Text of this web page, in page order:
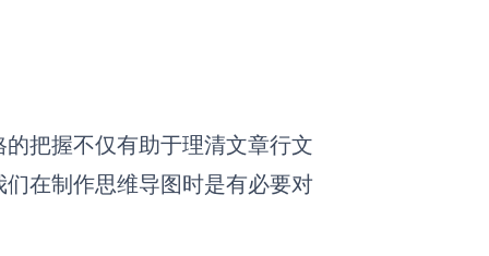
把握不仅有助于理清文章行文
在制作思维导图时是有必要对